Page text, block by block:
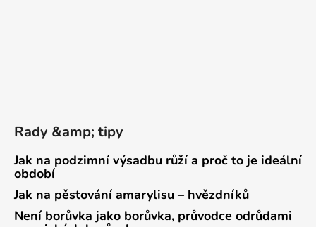
Rady &amp; tipy
Jak na podzimní výsadbu růží a proč to je ideální
období
Jak na pěstování amarylisu – hvězdníků
Není borůvka jako borůvka, průvodce odrůdami